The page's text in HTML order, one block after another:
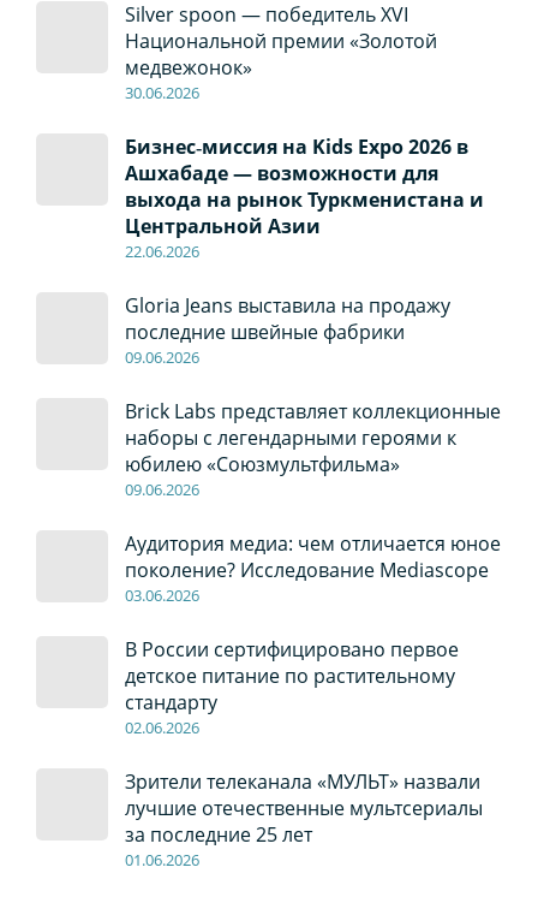
Silver spoon — победитель XVI
Национальной премии «Золотой
медвежонок»
30.06.2026
Бизнес‑миссия на Kids Expo 2026 в
Ашхабаде — возможности для
выхода на рынок Туркменистана и
Центральной Азии
22.06.2026
Gloria Jeans выставила на продажу
последние швейные фабрики
09.06.2026
Brick Labs представляет коллекционные
наборы с легендарными героями к
юбилею «Союзмультфильма»
09.06.2026
Аудитория медиа: чем отличается юное
поколение? Исследование Mediascope
03.06.2026
В России сертифицировано первое
детское питание по растительному
стандарту
02.06.2026
Зрители телеканала «МУЛЬТ» назвали
лучшие отечественные мультсериалы
за последние 25 лет
01.06.2026